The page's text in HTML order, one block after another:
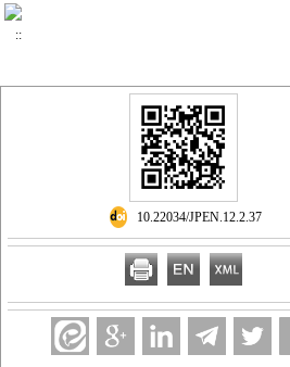
‎ 10.22034/JPEN.12.2.37